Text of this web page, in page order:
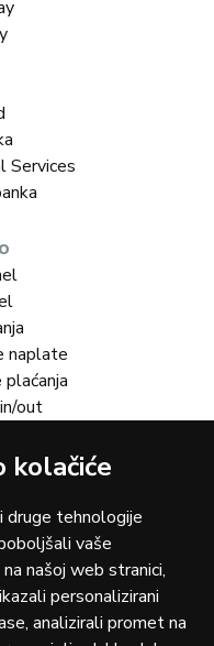
kolačiće
druge tehnologije
vaše
našoj web stranici,
personalizirani
analizirali promet na
Services
naplate
out
vas